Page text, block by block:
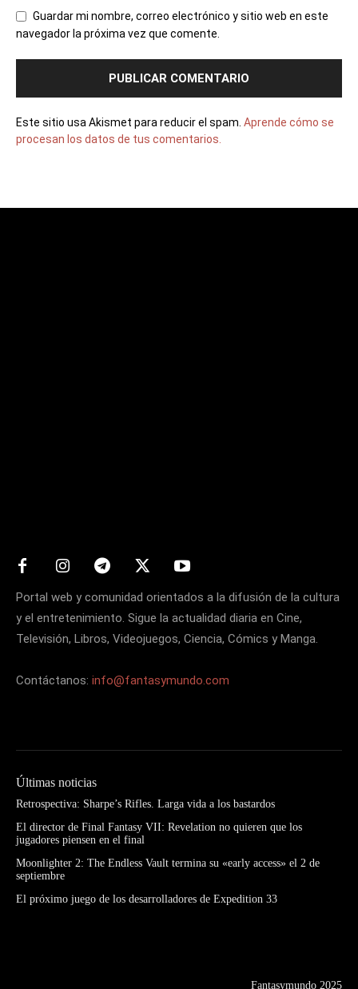
Guardar mi nombre, correo electrónico y sitio web en este
navegador la próxima vez que comente.
Este sitio usa Akismet para reducir el spam. Aprende cómo se
procesan los datos de tus comentarios.
Portal web y comunidad orientados a la difusión de la cultura
y el entretenimiento. Sigue la actualidad diaria en Cine,
Televisión, Libros, Videojuegos, Ciencia, Cómics y Manga.
Contáctanos: info@fantasymundo.com
Últimas noticias
Retrospectiva: Sharpe’s Rifles. Larga vida a los bastardos
El director de Final Fantasy VII: Revelation no quieren que los
jugadores piensen en el final
Moonlighter 2: The Endless Vault termina su «early access» el 2 de
septiembre
El próximo juego de los desarrolladores de Expedition 33
Fantasymundo 2025